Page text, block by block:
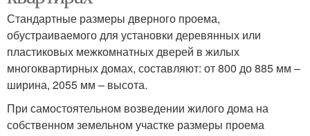
Стандартные размеры дверного проема,
обустраиваемого для установки деревянных или
пластиковых межкомнатных дверей в жилых
многоквартирных домах, составляют: от 800 до 885 мм –
ширина, 2055 мм – высота.
При самостоятельном возведении жилого дома на
собственном земельном участке размеры проема